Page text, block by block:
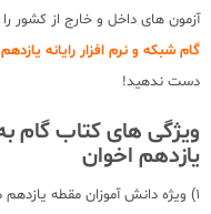
آزمون های داخل و خارج از
گام شبکه و نرم افزار رایانه
دست ندهید!
ویژگی های کتاب گام
یازدهم اخوان
1) ویژه دانش آموزان مقطه یازدهم در رشته شبکه و نرم افزار رایانه